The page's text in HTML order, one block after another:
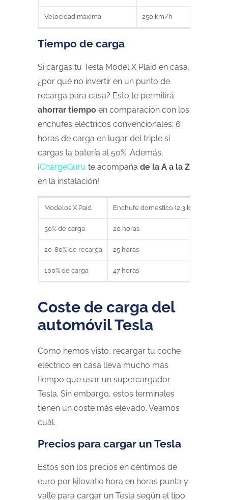
Velocidad máxima 250 km/h
Tiempo de carga
Si cargas tu Tesla Model X Plaid en casa,
¿por qué no invertir en un punto de
recarga para casa? Esto te permitirá
ahorrar tiempo en comparación con los
enchufes eléctricos convencionales: 6
horas de carga en lugar del triple si
cargas la batería al 50%. Además,
¡ChargeGuru te acompaña de la A a la Z
en la instalación!
Modelos X Paid Enchufe doméstico (2,3 kW o 10A)
50% de carga 20 horas
20-80% de recarga 25 horas
100% de carga 47 horas
Coste de carga del
automóvil Tesla
Como hemos visto, recargar tu coche
eléctrico en casa lleva mucho más
tiempo que usar un supercargador
Tesla. Sin embargo, estos terminales
tienen un coste más elevado. Veamos
cuál.
Precios para cargar un Tesla
Estos son los precios en céntimos de
euro por kilovatio hora en horas punta y
valle para cargar un Tesla según el tipo